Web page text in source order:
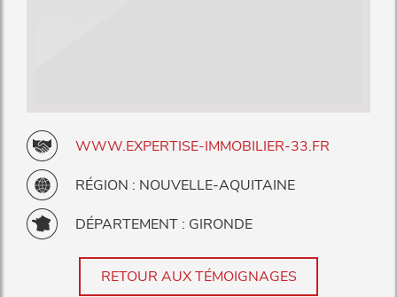
WWW.EXPERTISE-IMMOBILIER-33.FR
RÉGION : NOUVELLE-AQUITAINE
DÉPARTEMENT : GIRONDE
RETOUR AUX TÉMOIGNAGES